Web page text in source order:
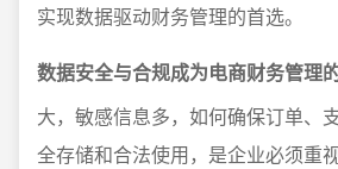
实现数据驱动财务管理的首选。
数据安全与合规成为电商财务管理
大，敏感信息多，如何确保订单、
全存储和合法使用，是企业必须重